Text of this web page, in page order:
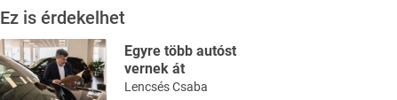
Ez is érdekelhet
Egyre több autóst
vernek át
Lencsés Csaba